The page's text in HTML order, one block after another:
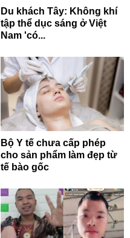
Du khách Tây: Không khí
tập thể dục sáng ở Việt
Nam 'có...
Bộ Y tế chưa cấp phép
cho sản phẩm làm đẹp từ
tế bào gốc